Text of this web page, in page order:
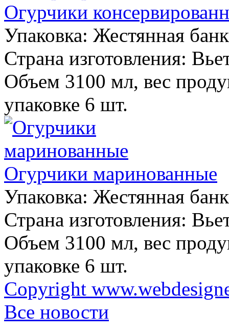
Огурчики
Упаковка: Жестянная
Страна изготовления:
Объем 3100 мл, вес
упаковке 6 шт.
Огурчики маринованные
Упаковка: Жестянная
Страна изготовления:
Объем 3100 мл, вес
упаковке 6 шт.
Copyright
Все новости